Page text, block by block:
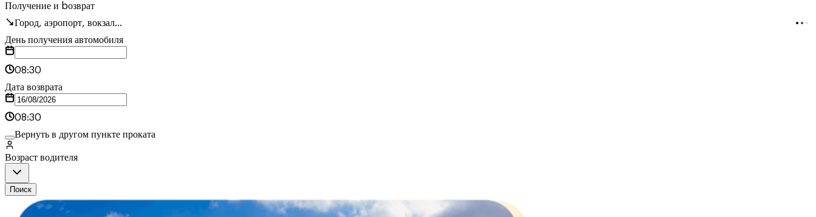
Получение и bозврат
Город, аэропорт, вокзал...
День получения автомобиля
08:30
Дата возврата
08:30
Вернуть в другом пункте проката
Возраст водителя
Поиск